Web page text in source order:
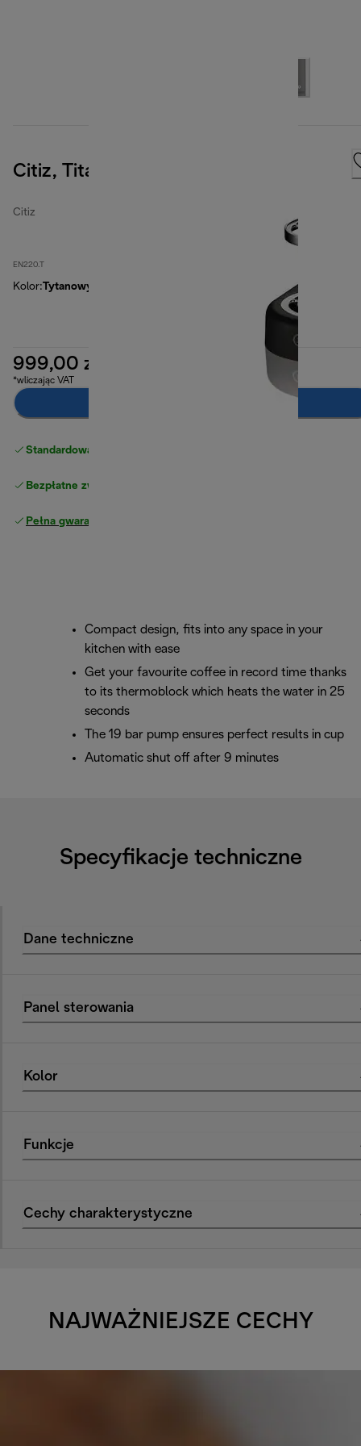
Citiz, Titanium
Citiz
EN220.T
Kolor: Tytanowy
999,00 zł
*wliczając VAT
Standardowa bezpłatna dostawa
Bezpłatne zwroty
Pełna gwarancja producenta
Compact design, fits into any space in your
kitchen with ease
Get your favourite coffee in record time thanks
to its thermoblock which heats the water in 25
seconds
The 19 bar pump ensures perfect results in cup
Automatic shut off after 9 minutes
Specyfikacje techniczne
Dane techniczne
Panel sterowania
Kolor
Funkcje
Cechy charakterystyczne
NAJWAŻNIEJSZE CECHY